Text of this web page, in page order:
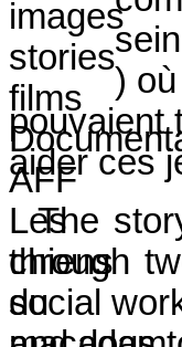
)
pouvaient
aider ces
The
through
social